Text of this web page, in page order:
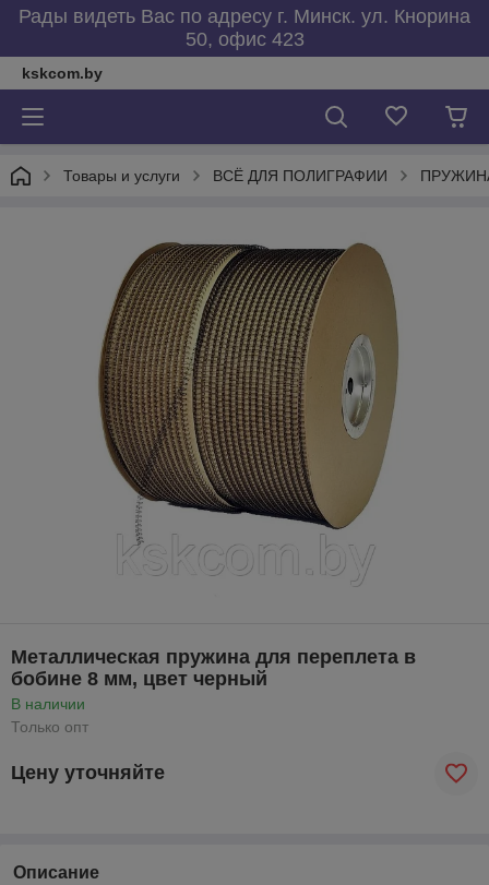
Рады видеть Вас по адресу г. Минск. ул. Кнорина
50, офис 423
kskcom.by
Товары и услуги ВСЁ ДЛЯ ПОЛИГРАФИИ
Металлическая пружина для переплета в
бобине 8 мм, цвет черный
В наличии
Только опт
Цену уточняйте
Описание